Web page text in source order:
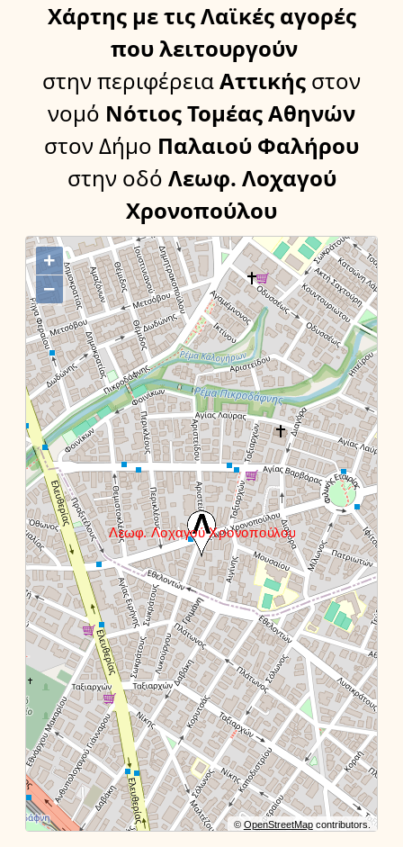
Χάρτης με τις Λαϊκές αγορές
που λειτουργούν
στην περιφέρειαΑττικής στον
νομό Νότιος Τομέας Αθηνών
στον Δήμο Παλαιού Φαλήρου
στην οδό Λεωφ. Λοχαγού
Χρονοπούλου
+
−
© OpenStreetMapcontributors.